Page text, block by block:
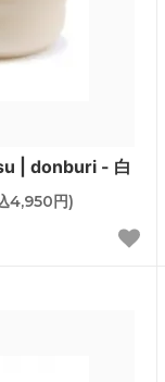
| donburi - 白
4,950円)